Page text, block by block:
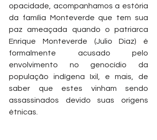
opacidade, acompanhamos a estória
da família Monteverde que tem sua
paz ameaçada quando o patriarca
Enrique Monteverde (Julio Diaz) é
formalmente acusado pelo
envolvimento no genocídio da
população indígena Ixil, e mais, de
saber que estes vinham sendo
assassinados devido suas origens
étnicas.